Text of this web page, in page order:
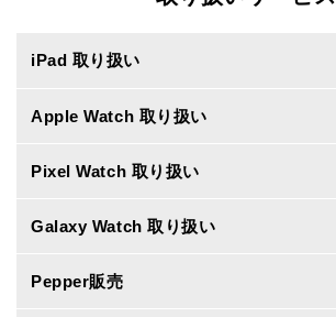
iPad 取り扱い
Apple Watch 取り扱い
Pixel Watch 取り扱い
Galaxy Watch 取り扱い
Pepper販売